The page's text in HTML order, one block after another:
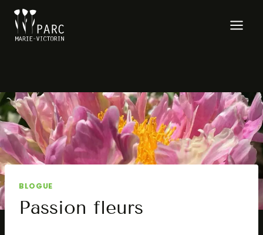
Aller
contenu
BLOGUE
Passion fleurs